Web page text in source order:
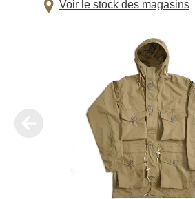
Voir le stock des magasins